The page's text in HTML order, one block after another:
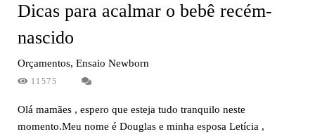
Dicas para acalmar o bebê recém-
nascido
Orçamentos, Ensaio Newborn
11575
Olá mamães , espero que esteja tudo tranquilo neste
momento.Meu nome é Douglas e minha esposa Letícia ,